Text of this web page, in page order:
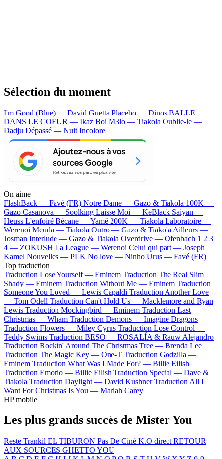
Sélection du moment
I'm Good (Blue) — David Guetta Placebo — Dinos BALLE
DANS LE COEUR — Ikaz Boi M3lo — Tiakola Oublie-le —
Dadju Dépassé — Nuit Incolore
On aime
FlashBack — Favé (FR) Notre Dame — Gazo & Tiakola 100K —
Gazo Casanova — Soolking Laisse Moi — KeBlack Saiyan —
Heuss L'enfoiré Bécane —Yamê 200K — Tiakola Laboratoire —
Werenoi Meuda — Tiakola Outro — Gazo & Tiakola Ailleurs —
Josman Interlude — Gazo & Tiakola Overdrive — Ofenbach 1 2 3
4 — ZOKUSH La League — Werenoi Celui qui part — Joseph
Kamel Nouvelles — PLK No love — Ninho Urus — Favé (FR)
Top traduction
Traduction Lose Yourself — Eminem Traduction The Real Slim
Shady — Eminem Traduction Without Me — Eminem Traduction
Someone You Loved — Lewis Capaldi Traduction Another Love
— Tom Odell Traduction Can't Hold Us — Macklemore and Ryan
Lewis Traduction Mockingbird — Eminem Traduction Last
Christmas — Wham Traduction Demons — Imagine Dragons
Traduction Flowers — Miley Cyrus Traduction Lose Control —
Teddy Swims Traduction BESO — ROSALÍA & Rauw Alejandro
Traduction Rockin' Around The Christmas Tree — Brenda Lee
Traduction The Magic Key — One-T Traduction Godzilla —
Eminem Traduction What Was I Made For? — Billie Eilish
Traduction Emorio — Billie Eilish Traduction Special — Dave &
Tiakola Traduction Daylight — David Kushner Traduction All I
Want For Christmas Is You — Mariah Carey
HP mobile
Les plus grands succès de Mister You
Reste Trankil EL TIBURON Pas De Ciné K.O direct RETOUR
AUX SOURCES GHETTO YOU